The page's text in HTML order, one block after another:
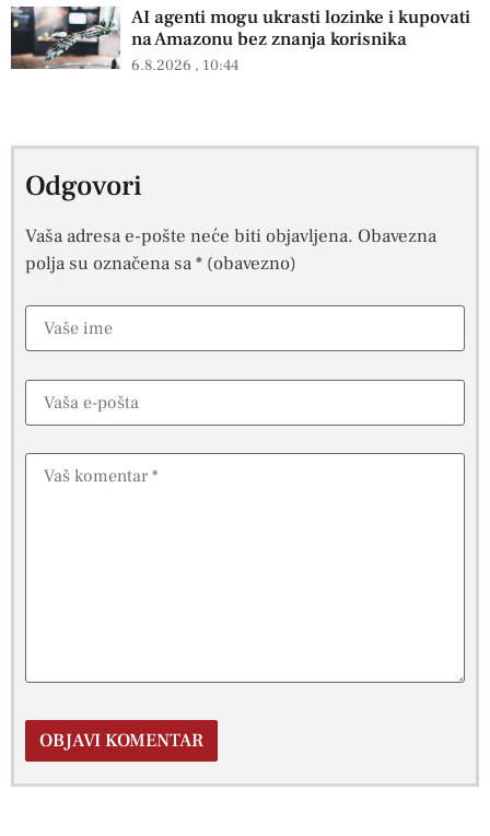
AI agenti mogu ukrasti lozinke i kupovati
na Amazonu bez znanja korisnika
6.8.2026 10:44
Odgovori
Vaša adresa e-pošte neće biti objavljena. Obavezna
polja su označena sa* (obavezno)